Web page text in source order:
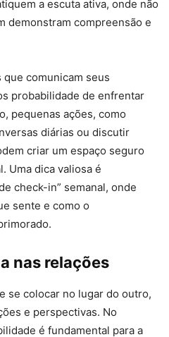
a escuta ativa, onde não
demonstram compreensão e
que comunicam seus
probabilidade de enfrentar
pequenas ações, como
diárias ou discutir
criar um espaço seguro
Uma dica valiosa é
check-in” semanal, onde
sente e como o
nas relações
se colocar no lugar do outro,
e perspectivas. No
é fundamental para a